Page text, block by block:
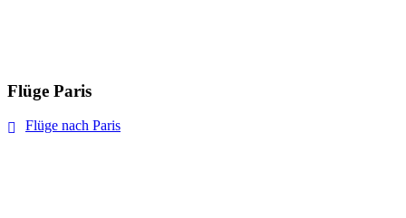
Flüge Paris
Flüge nach Paris